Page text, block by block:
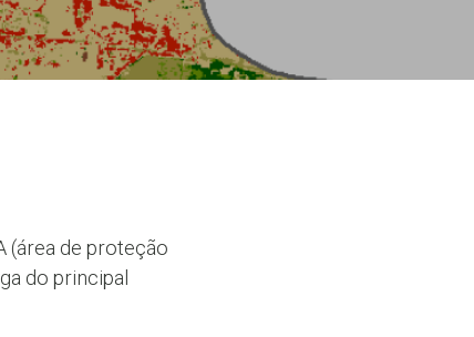
(área de proteção
do principal